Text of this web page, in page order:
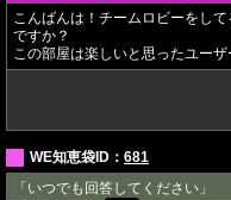
こんばんは！チームロビーをし
ですか？
この部屋は楽しいと思ったユー
WE知恵袋ID： 681
「いつでも回答してください」